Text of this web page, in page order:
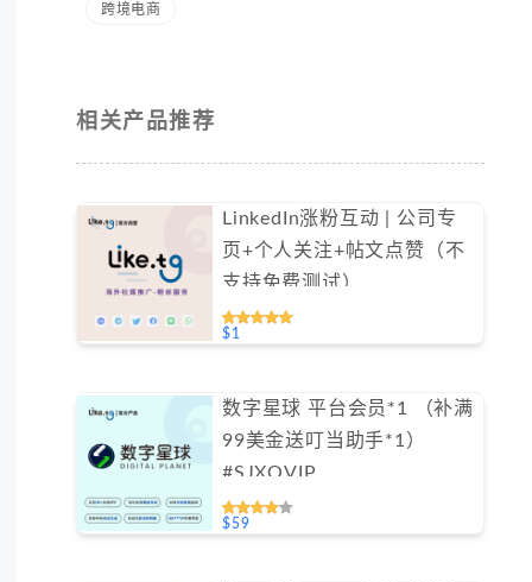
跨境电商
相关产品推荐
LinkedIn涨粉互动 | 公司专
页+个人关注+帖文点赞（不
支持免费测试）
$1
数字星球 平台会员*1 （补满
99美金送叮当助手*1）
#SJXQVIP
$59